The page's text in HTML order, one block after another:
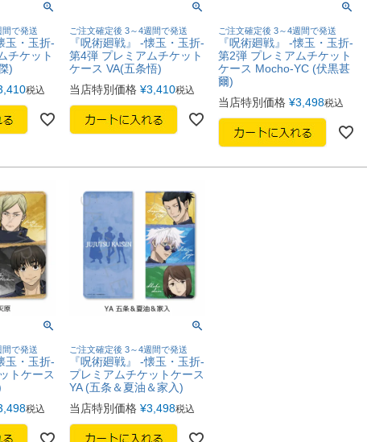
間で発送
玉・玉折-
チケット
)
税込
ご注文確定後 3～4週間で発送
『呪術廻戦』 -懐玉・玉折-
第4弾 プレミアムチケット
ケース VA(五条悟)
当店特別価格 ¥3,410税込
ご注文確定後 3～4週間で発送
『呪術廻戦』 -懐玉・玉折-
第2弾 プレミアムチケット
ケース Mocho-YC (伏黒甚
爾)
当店特別価格 ¥3,498税込
間で発送
玉・玉折-
トケース
税込
ご注文確定後 3～4週間で発送
『呪術廻戦』 -懐玉・玉折-
プレミアムチケットケース
YA (五条＆夏油＆家入)
当店特別価格 ¥3,498税込